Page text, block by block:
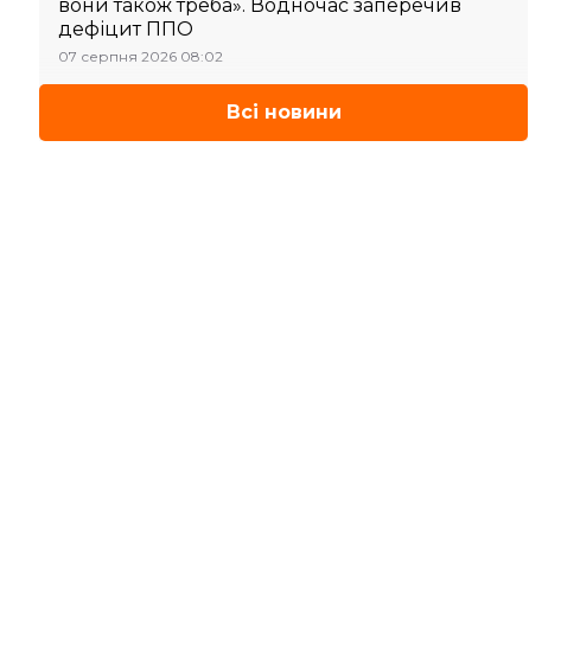
вони також треба». Водночас заперечив
дефіцит ППО
07 серпня 2026 08:02
Всі новини